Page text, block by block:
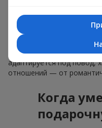
чтобы всё это оказалось
Купить подарочные
банальную вещь.
это универсальный
адаптируется под повод,
отношений — от
Когда